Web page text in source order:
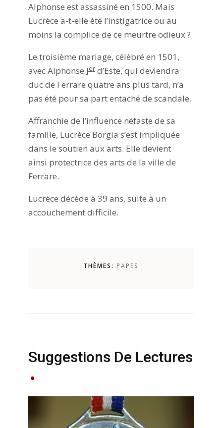
Alphonse est assassiné en 1500. Mais
Lucrèce a-t-elle été l’instigatrice ou au
moins la complice de ce meurtre odieux ?
Le troisième mariage, célébré en 1501,
avec Alphonse Ierd’Este, qui deviendra
duc de Ferrare quatre ans plus tard, n’a
pas été pour sa part entaché de scandale.
Affranchie de l’influence néfaste de sa
famille, Lucrèce Borgia s’est impliquée
dans le soutien aux arts. Elle devient
ainsi protectrice des arts de la ville de
Ferrare.
Lucrèce décède à 39 ans, suite à un
accouchement difficile.
THÈMES: PAPES
Suggestions De Lectures